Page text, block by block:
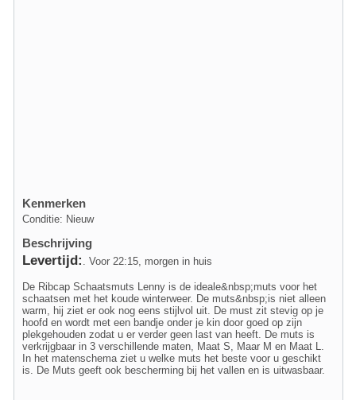
Kenmerken
Conditie: Nieuw
Beschrijving
Levertijd: . Voor 22:15, morgen in huis
De Ribcap Schaatsmuts Lenny is de ideale&nbsp;muts voor het
schaatsen met het koude winterweer. De muts&nbsp;is niet alleen
warm, hij ziet er ook nog eens stijlvol uit. De must zit stevig op je
hoofd en wordt met een bandje onder je kin door goed op zijn
plekgehouden zodat u er verder geen last van heeft. De muts is
verkrijgbaar in 3 verschillende maten, Maat S, Maar M en Maat L.
In het matenschema ziet u welke muts het beste voor u geschikt
is. De Muts geeft ook bescherming bij het vallen en is uitwasbaar.